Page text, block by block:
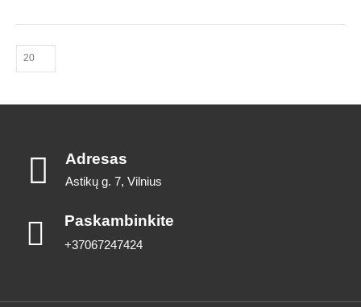
Adresas
Astikų g. 7, Vilnius
Paskambinkite
+37067247424